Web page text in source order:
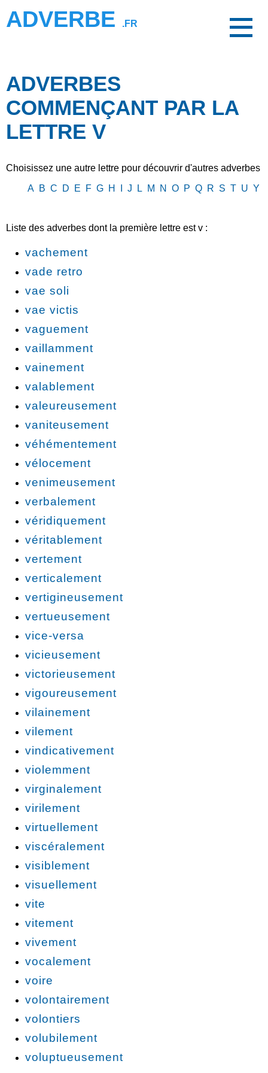
ADVERBE .FR
ADVERBES
COMMENÇANT PAR LA
LETTRE V
Choisissez une autre lettre pour découvrir d'autres adverbes
A B C D E F G H J L M N O P Q R S T U Y
Liste des adverbes dont la première lettre est v :
vachement
vade retro
vae soli
vae victis
vaguement
vaillamment
vainement
valablement
valeureusement
vaniteusement
véhémentement
vélocement
venimeusement
verbalement
véridiquement
véritablement
vertement
verticalement
vertigineusement
vertueusement
vice-versa
vicieusement
victorieusement
vigoureusement
vilainement
vilement
vindicativement
violemment
virginalement
virilement
virtuellement
viscéralement
visiblement
visuellement
vite
vitement
vivement
vocalement
voire
volontairement
volontiers
volubilement
voluptueusement